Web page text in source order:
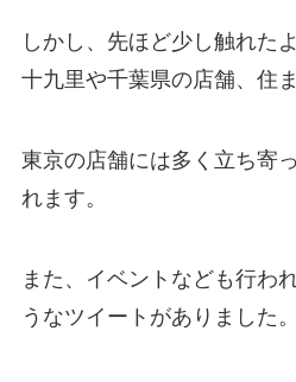
しかし、先ほど少し触れた
十九里や千葉県の店舗、住
東京の店舗には多く立ち寄
れます。
また、イベントなども行わ
うなツイートがありました。